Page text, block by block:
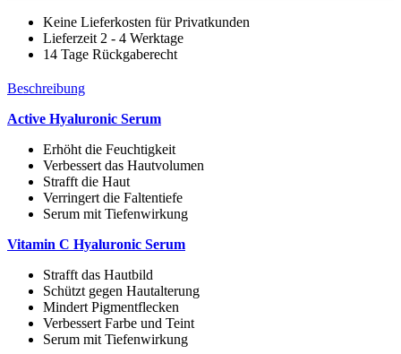
Keine Lieferkosten für Privatkunden
Lieferzeit 2 - 4 Werktage
14 Tage Rückgaberecht
Beschreibung
Active Hyaluronic Serum
Erhöht die Feuchtigkeit
Verbessert das Hautvolumen
Strafft die Haut
Verringert die Faltentiefe
Serum mit Tiefenwirkung
Vitamin C Hyaluronic Serum
Strafft das Hautbild
Schützt gegen Hautalterung
Mindert Pigmentflecken
Verbessert Farbe und Teint
Serum mit Tiefenwirkung